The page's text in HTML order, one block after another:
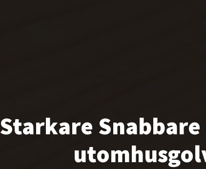
Starkare
uppreglade